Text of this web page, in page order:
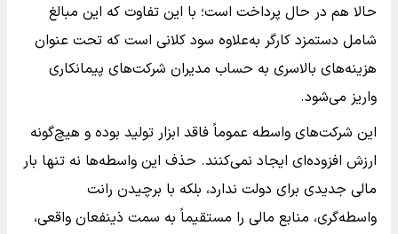
حالا هم در حال پرداخت است؛ با این تفاوت که این مبالغ
شامل دستمزد کارگر به‌علاوه سود کلانی است که تحت عنوان
هزینه‌های بالاسری به حساب مدیران شرکت‌های پیمانکاری
واریز می‌شود.
این شرکت‌های واسطه عموماً فاقد ابزار تولید بوده و هیچ‌گونه
ارزش افزوده‌ای ایجاد نمی‌کنند. حذف این واسطه‌ها نه تنها بار
مالی جدیدی برای دولت ندارد، بلکه با برچیدن رانت
واسطه‌گری، منابع مالی را مستقیماً به سمت ذینفعان واقعی،